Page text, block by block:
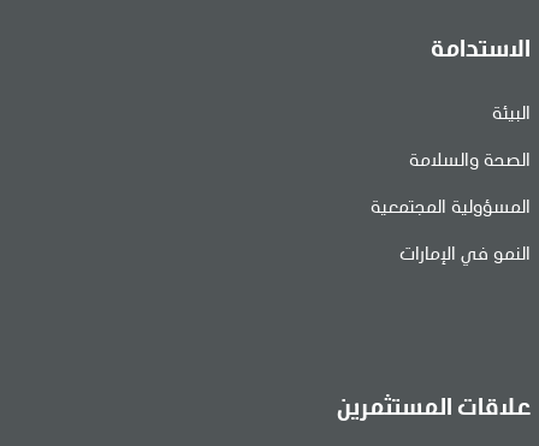
الاستدامة
البيئة
الصحة والسلامة
المسؤولية المجتمعية
النمو في الإمارات
علاقات المستثمرين